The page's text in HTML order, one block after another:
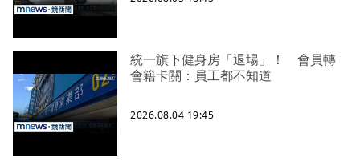
統一旗下健身房「退場」！ 會員轉
會籍卡關：員工都不知道
2026.08.04 19:45